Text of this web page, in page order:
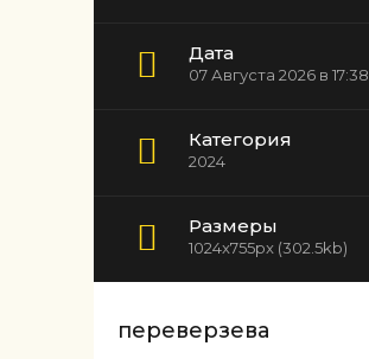
Дата
07 Августа 2026 в 17:38
Категория
2024
Размеры
1024x755px (302.5kb)
переверзева